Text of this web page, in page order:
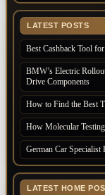
LATEST POSTS
Best Cashback Tool
BMW’s Electric
Drive Components
How to Find the Best
How Molecular
German Car
LATEST HOME